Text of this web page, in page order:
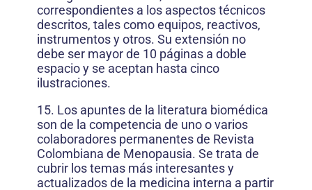
correspondientes a los aspectos técnicos
descritos, tales como equipos, reactivos,
instrumentos y otros. Su extensión no
debe ser mayor de 10 páginas a doble
espacio y se aceptan hasta cinco
ilustraciones.
15. Los apuntes de la literatura biomédica
son de la competencia de uno o varios
colaboradores permanentes de Revista
Colombiana de Menopausia. Se trata de
cubrir los temas más interesantes y
actualizados de la medicina interna a partir